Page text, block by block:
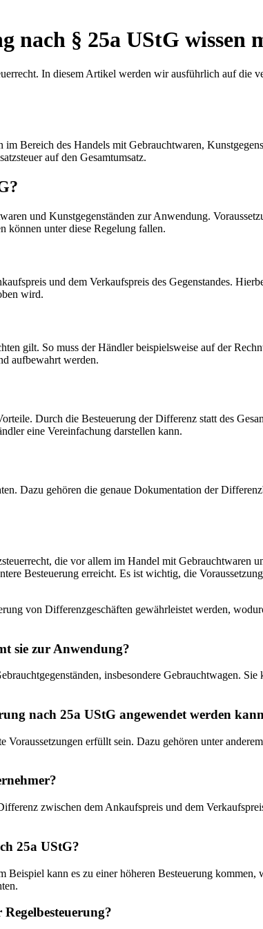
nach § 25a UStG wissen
In diesem Artikel werden wir ausführlich auf die
Bereich des Handels mit Gebrauchtwaren,
auf den Gesamtumsatz.
und Kunstgegenständen zur Anwendung.
können unter diese Regelung fallen.
und dem Verkaufspreis des Gegenstandes.
wird.
gilt. So muss der Händler beispielsweise auf der
aufbewahrt werden.
Durch die Besteuerung der Differenz statt des
eine Vereinfachung darstellen kann.
Dazu gehören die genaue Dokumentation der
die vor allem im Handel mit Gebrauchtwaren
Besteuerung erreicht. Es ist wichtig, die
von Differenzgeschäften gewährleistet werden,
sie zur Anwendung?
insbesondere Gebrauchtwagen.
nach 25a UStG angewendet werden
erfüllt sein. Dazu gehören unter
zwischen dem Ankaufspreis und dem
25a UStG?
kann es zu einer höheren Besteuerung kommen,